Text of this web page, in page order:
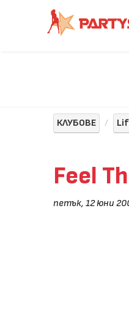
КЛУБОВЕ
Feel
петък, 12 юни